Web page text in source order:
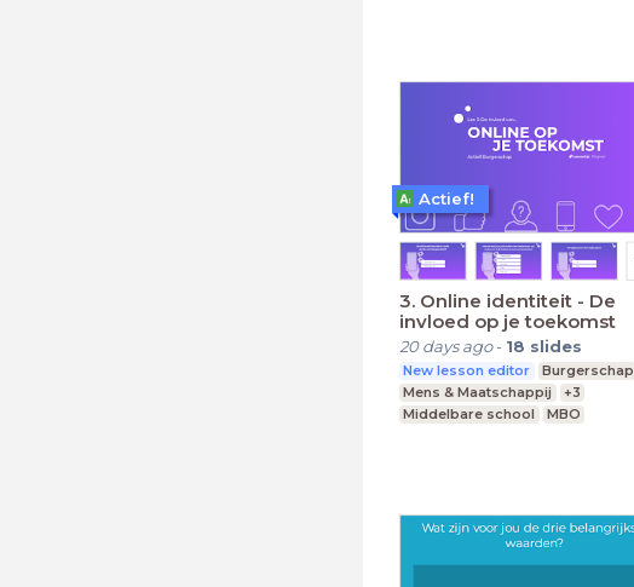
3. Online identiteit - De
invloed op je toekomst
20 days ago- 18 slides
New lesson editor
Burgerschap
Mens & Maatschappij
+3
Middelbare school
MBO
Actief!